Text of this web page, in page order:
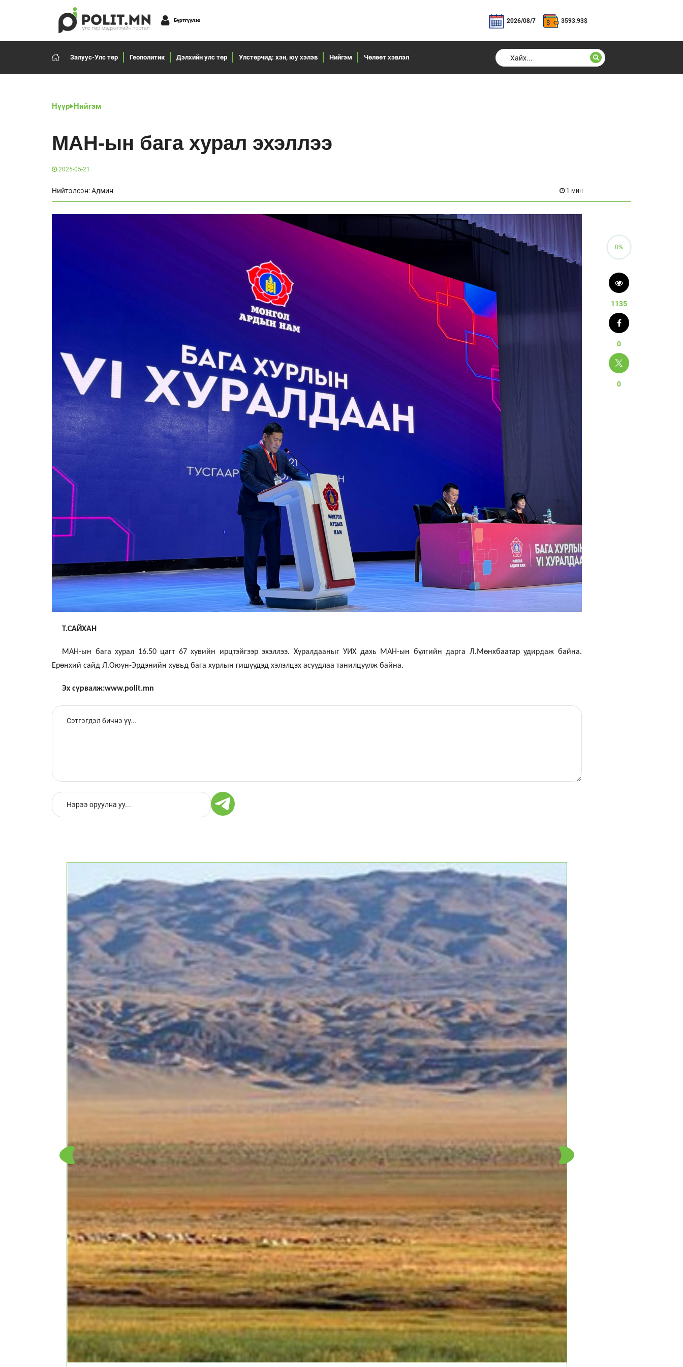
Бүртгүүлэх 2026/08/7 3593.93$
Залуус-Улс төр Геополитик Дэлхийн улс төр Улстөрчид: хэн, юу хэлэв Нийгэм Чөлөөт хэвлэл
Нүүр Нийгэм
МАН-ын бага хурал эхэллээ
2025-05-21
Нийтэлсэн: Админ 1 мин
Т.САЙХАН
МАН-ын бага хурал 16.50 цагт 67 хувийн ирцтэйгээр эхэллээ. Хуралдааныг УИХ дахь МАН-ын бүлгийн дарга Л.Мөнхбаатар удирдаж байна.
Ерөнхий сайд Л.Оюун-Эрдэнийн хувьд бага хурлын гишүүдэд хэлэлцэх асуудлаа танилцуулж байна.
Эх сурвалж:www.polit.mn
0%
1135
0
0